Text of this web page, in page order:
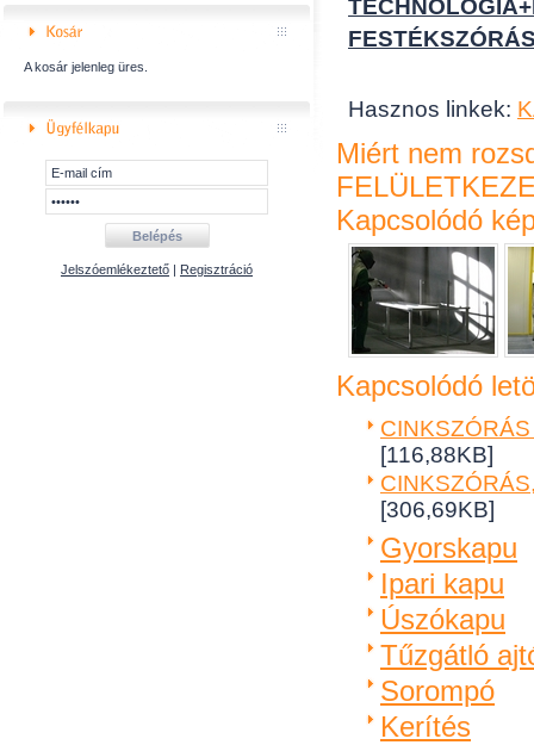
A kosár jelenleg üres.
Jelszóemlékeztető | Regisztráció
Hasznos linkek:
Miért nem
Kapcsolódó
Kapcsolódó
[116,88KB]
[306,69KB]
Gyorskapu
Ipari kapu
Úszókapu
Tűzgátló
Sorompó
Kerítés